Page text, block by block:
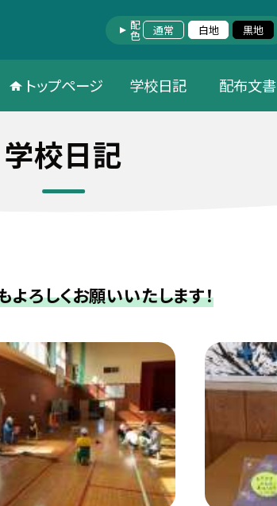
配色 通常 白地 黒地
トップページ 学校日記 配布文書
学校日記
よろしくお願いいたします！